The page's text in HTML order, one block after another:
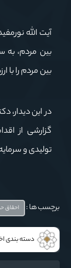
آیت الله
بین مردم، به
بین مردم را با
در این دیدار،
گزارشی از
تولیدی و
برچسب ها : احقاق
دسته بندی